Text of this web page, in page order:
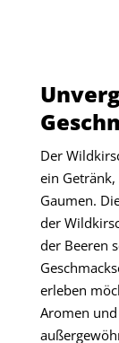
Der
ein
Gaumen.
der
der Beeren
erleben
Aromen und